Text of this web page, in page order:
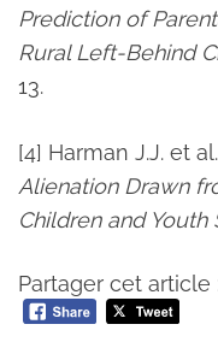
Prediction of
Rural Left-Behind
13.
[4] Harman J.J. et
Alienation Drawn
Children and
Partager cet article